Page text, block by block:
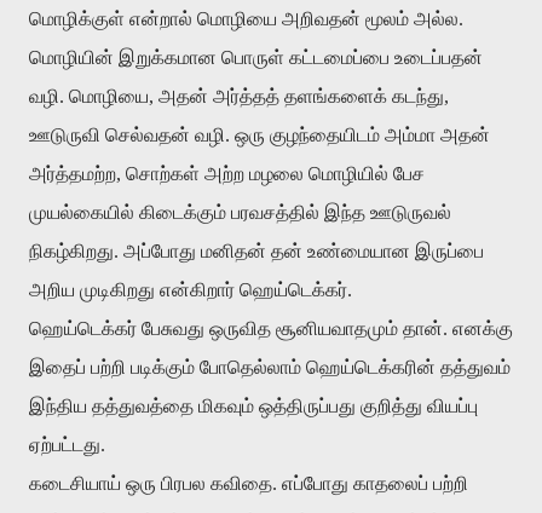
மொழிக்குள் என்றால் மொழியை அறிவதன் மூலம் அல்ல.
மொழியின் இறுக்கமான பொருள் கட்டமைப்பை உடைப்பதன்
வழி. மொழியை, அதன் அர்த்தத் தளங்களைக் கடந்து,
ஊடுருவி செல்வதன் வழி. ஒரு குழந்தையிடம் அம்மா அதன்
அர்த்தமற்ற, சொற்கள் அற்ற மழலை மொழியில் பேச
முயல்கையில் கிடைக்கும் பரவசத்தில் இந்த ஊடுருவல்
நிகழ்கிறது. அப்போது மனிதன் தன் உண்மையான இருப்பை
அறிய முடிகிறது என்கிறார் ஹெய்டெக்கர்.
ஹெய்டெக்கர் பேசுவது ஒருவித சூனியவாதமும் தான். எனக்கு
இதைப் பற்றி படிக்கும் போதெல்லாம் ஹெய்டெக்கரின் தத்துவம்
இந்திய தத்துவத்தை மிகவும் ஒத்திருப்பது குறித்து வியப்பு
ஏற்பட்டது.
கடைசியாய் ஒரு பிரபல கவிதை. எப்போது காதலைப் பற்றி